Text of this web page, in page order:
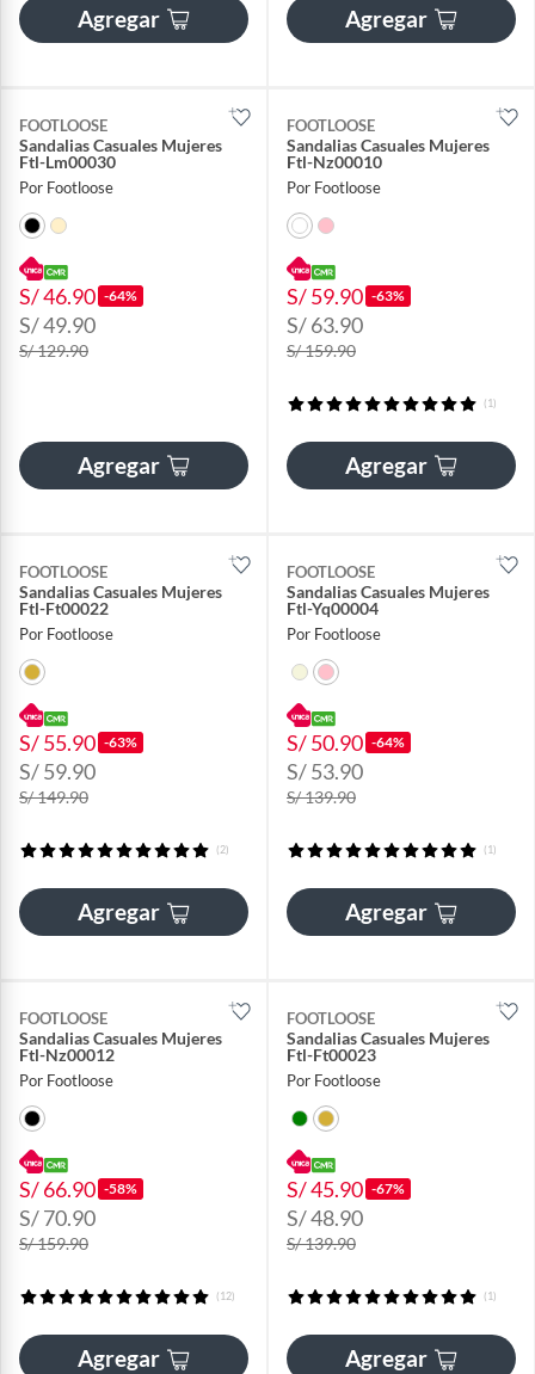
Agregar Agregar
FOOTLOOSE
Sandalias Casuales Mujeres
Ftl-Lm00030
Por Footloose
S/ 46.90 -64%
S/ 49.90
S/ 129.90
Agregar
FOOTLOOSE
Sandalias Casuales Mujeres
Ftl-Nz00010
Por Footloose
S/ 59.90 -63%
S/ 63.90
S/ 159.90
(1)
Agregar
FOOTLOOSE
Sandalias Casuales Mujeres
Ftl-Ft00022
Por Footloose
S/ 55.90 -63%
S/ 59.90
S/ 149.90
(2)
Agregar
FOOTLOOSE
Sandalias Casuales Mujeres
Ftl-Yq00004
Por Footloose
S/ 50.90 -64%
S/ 53.90
S/ 139.90
(1)
Agregar
FOOTLOOSE
Sandalias Casuales Mujeres
Ftl-Nz00012
Por Footloose
S/ 66.90 -58%
S/ 70.90
S/ 159.90
(12)
Agregar
FOOTLOOSE
Sandalias Casuales Mujeres
Ftl-Ft00023
Por Footloose
S/ 45.90 -67%
S/ 48.90
S/ 139.90
(1)
Agregar